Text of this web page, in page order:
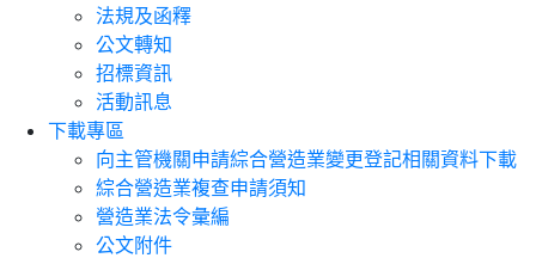
法規及函釋
公文轉知
招標資訊
活動訊息
下載專區
向主管機關申請綜合營造業變更登記相關資料下載
綜合營造業複查申請須知
營造業法令彙編
公文附件